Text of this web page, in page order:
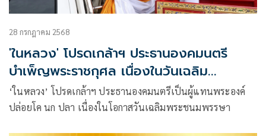
28 กรกฎาคม 2568
'ในหลวง' โปรดเกล้าฯ ประธานองคมนตรี
บำเพ็ญพระราชกุศล เนื่องในวันเฉลิม
พระชนมพรรษา
‘ในหลวง’ โปรดเกล้าฯ ประธานองคมนตรีเป็นผู้แทนพระองค์
ปล่อยโค นก ปลา เนื่องในโอกาสวันเฉลิมพระชนมพรรษา